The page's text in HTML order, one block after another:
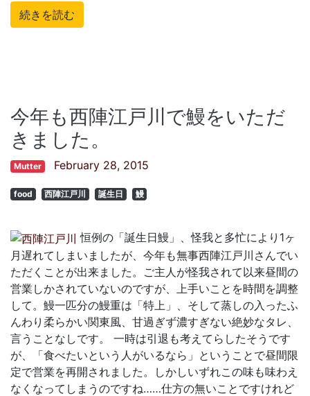
続きを読む
今年も西陣江戸川で鰻をいただ
きました。
Mutter February 28, 2015
food 西陣江戸川 誕生日 鰻
恒例の「誕生日鰻」、怪我と多忙により1ヶ
月遅れてしまいましたが、今年も無事西陣江戸川さんでい
ただくことが出来ました。ご主人が怪我されて以来昼間の
営業しかされていないのですが、上手いことを時間を調整
して。鰻一匹分の鰻重は「特上」、そして蒸しの入ったふ
んわり柔らかい関東風、甘過ぎず濃すぎない絶妙なタレ、
言うことなしです。 一時は引退も考えてらしたそうです
が、「食べたいという人がいるなら」ということで昼間限
定で営業を再開されました。しかしいずれこの味も味わえ
なくなってしまうのですね……仕方の無いことですけれど